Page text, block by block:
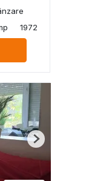
1972
Next